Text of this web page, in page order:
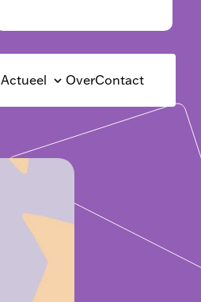
Actueel OverContact